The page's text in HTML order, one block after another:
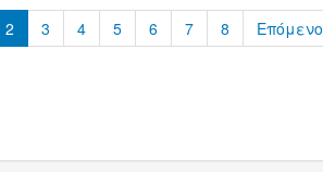
2 3 4 5 6 7 8 Επόμενο